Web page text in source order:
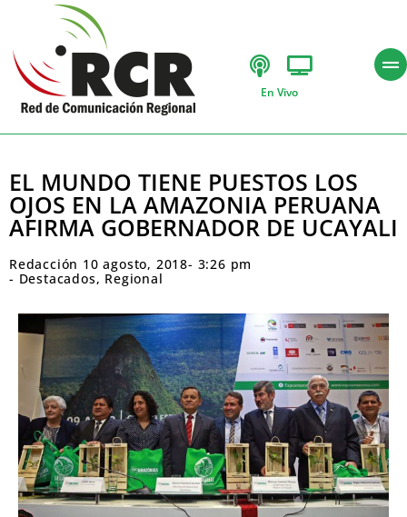
En Vivo
EL MUNDO TIENE PUESTOS LOS
OJOS EN LA AMAZONIA PERUANA
AFIRMA GOBERNADOR DE UCAYALI
Redacción 10 agosto, 2018- 3:26 pm
- Destacados, Regional